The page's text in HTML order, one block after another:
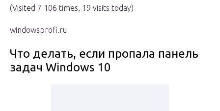
(Visited 7 106 times, 19 visits today)
windowsprofi.ru
Что делать, если пропала панель
задач Windows 10